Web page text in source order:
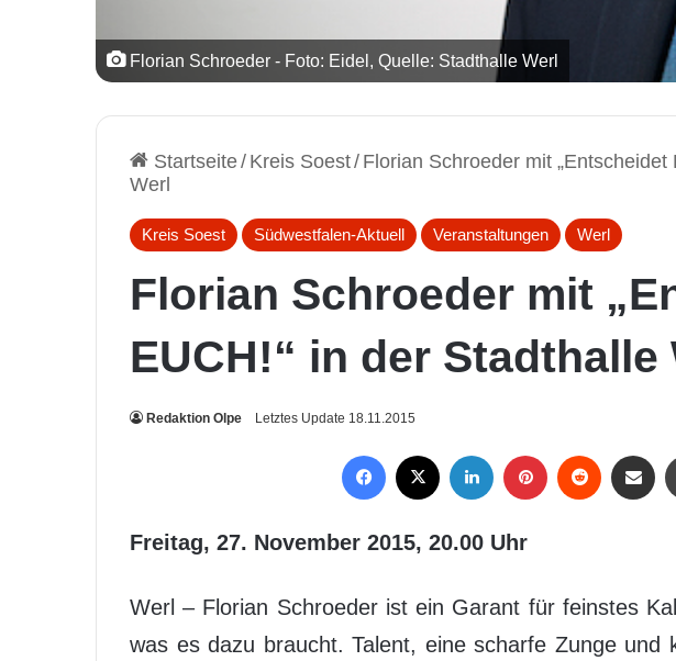
Florian Schroeder - Foto: Eidel, Quelle: Stadthalle Werl
Startseite/ Kreis Soest/ Florian Schroeder mit „Entscheidet
Werl
Kreis Soest Südwestfalen-Aktuell Veranstaltungen Werl
Florian Schroeder mit
EUCH!“ in der Stadthalle
Redaktion Olpe Letztes Update 18.11.2015
Freitag, 27. November 2015, 20.00 Uhr
Werl – Florian Schroeder ist ein Garant für feinstes
was es dazu braucht. Talent, eine scharfe Zunge und